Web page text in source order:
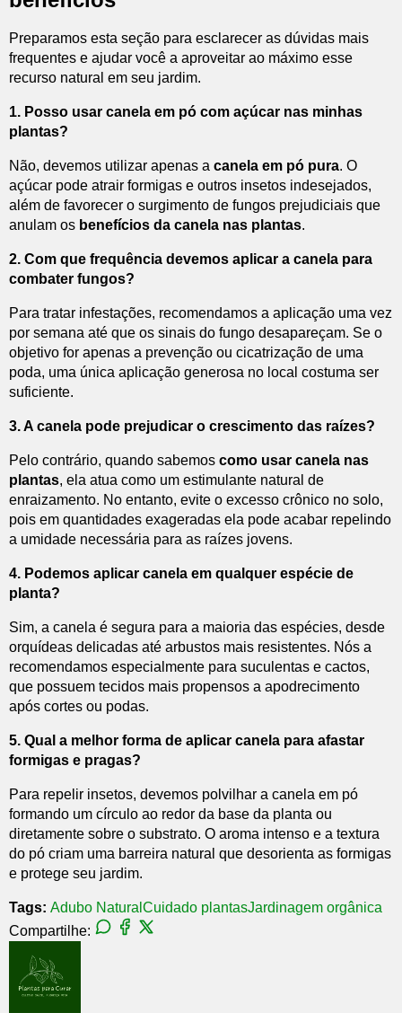
Preparamos esta seção para esclarecer as dúvidas mais
frequentes e ajudar você a aproveitar ao máximo esse
recurso natural em seu jardim.
1. Posso usar canela em pó com açúcar nas minhas
plantas?
Não, devemos utilizar apenas a canela em pó pura. O
açúcar pode atrair formigas e outros insetos indesejados,
além de favorecer o surgimento de fungos prejudiciais que
anulam os benefícios da canela nas plantas.
2. Com que frequência devemos aplicar a canela para
combater fungos?
Para tratar infestações, recomendamos a aplicação uma vez
por semana até que os sinais do fungo desapareçam. Se o
objetivo for apenas a prevenção ou cicatrização de uma
poda, uma única aplicação generosa no local costuma ser
suficiente.
3. A canela pode prejudicar o crescimento das raízes?
Pelo contrário, quando sabemos como usar canela nas
plantas, ela atua como um estimulante natural de
enraizamento. No entanto, evite o excesso crônico no solo,
pois em quantidades exageradas ela pode acabar repelindo
a umidade necessária para as raízes jovens.
4. Podemos aplicar canela em qualquer espécie de
planta?
Sim, a canela é segura para a maioria das espécies, desde
orquídeas delicadas até arbustos mais resistentes. Nós a
recomendamos especialmente para suculentas e cactos,
que possuem tecidos mais propensos a apodrecimento
após cortes ou podas.
5. Qual a melhor forma de aplicar canela para afastar
formigas e pragas?
Para repelir insetos, devemos polvilhar a canela em pó
formando um círculo ao redor da base da planta ou
diretamente sobre o substrato. O aroma intenso e a textura
do pó criam uma barreira natural que desorienta as formigas
e protege seu jardim.
Tags: Adubo Natural Cuidado plantasJardinagem orgânica
Compartilhe: